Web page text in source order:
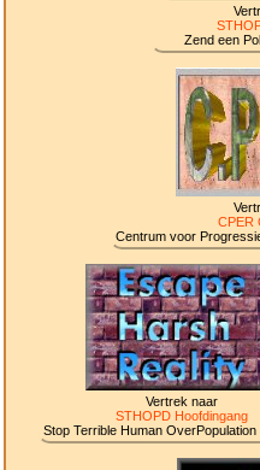
Zend een
CPER
Centrum voor
Vertrek naar
STHOPD Hoofdingang
Stop Terrible Human OverPopulation